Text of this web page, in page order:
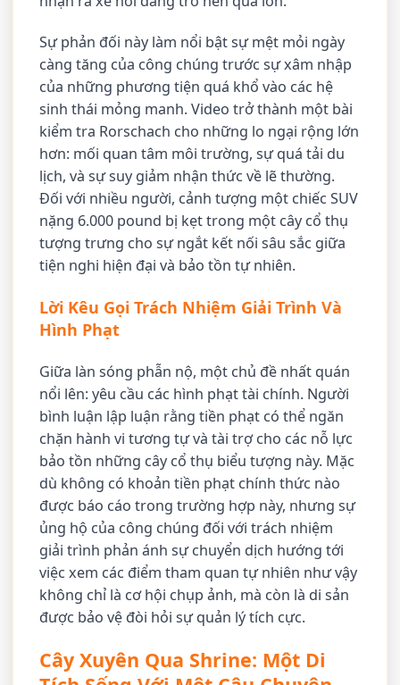
Sự phản đối này làm nổi bật sự mệt mỏi ngày
càng tăng của công chúng trước sự xâm nhập
của những phương tiện quá khổ vào các hệ
sinh thái mỏng manh. Video trở thành một bài
kiểm tra Rorschach cho những lo ngại rộng lớn
hơn: mối quan tâm môi trường, sự quá tải du
lịch, và sự suy giảm nhận thức về lẽ thường.
Đối với nhiều người, cảnh tượng một chiếc SUV
nặng 6.000 pound bị kẹt trong một cây cổ thụ
tượng trưng cho sự ngắt kết nối sâu sắc giữa
tiện nghi hiện đại và bảo tồn tự nhiên.
Lời Kêu Gọi Trách Nhiệm Giải Trình Và
Hình Phạt
Giữa làn sóng phẫn nộ, một chủ đề nhất quán
nổi lên: yêu cầu các hình phạt tài chính. Người
bình luận lập luận rằng tiền phạt có thể ngăn
chặn hành vi tương tự và tài trợ cho các nỗ lực
bảo tồn những cây cổ thụ biểu tượng này. Mặc
dù không có khoản tiền phạt chính thức nào
được báo cáo trong trường hợp này, nhưng sự
ủng hộ của công chúng đối với trách nhiệm
giải trình phản ánh sự chuyển dịch hướng tới
việc xem các điểm tham quan tự nhiên như vậy
không chỉ là cơ hội chụp ảnh, mà còn là di sản
được bảo vệ đòi hỏi sự quản lý tích cực.
Cây Xuyên Qua Shrine: Một Di